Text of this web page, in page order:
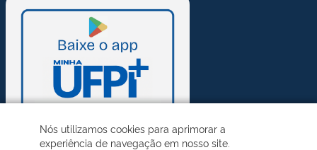
Nós utilizamos cookies para aprimorar a
experiência de navegação em nosso site.